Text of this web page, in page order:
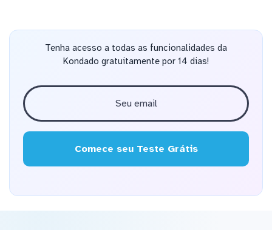
Tenha acesso a todas as funcionalidades da
Kondado gratuitamente por 14 dias!
Comece seu Teste Grátis